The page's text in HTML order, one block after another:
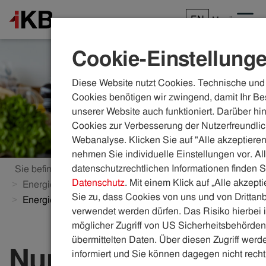
EN Menü
Sie befinden sich hier: ikb.at
Energie
Energieberatung
Aktuelle Energiespartipps
Energiesparen beim Kochen und Backen
Cookie-
Diese Website nutzt Cookies. Technische
Cookies benötigen wir zwingend, damit Ihr
unserer Website auch funktioniert. Darüber
Cookies zur Verbesserung der
Webanalyse. Klicken Sie auf "Alle
nehmen Sie individuelle Einstellungen vor.
datenschutzrechtlichen Informationen finden
Datenschutz. Mit einem Klick auf „Alle
Sie zu, dass Cookies von uns und von
verwendet werden dürfen. Das Risiko hierbei
möglicher Zugriff von US
übermittelten Daten. Über diesen Zugriff
informiert und Sie können dagegen nicht